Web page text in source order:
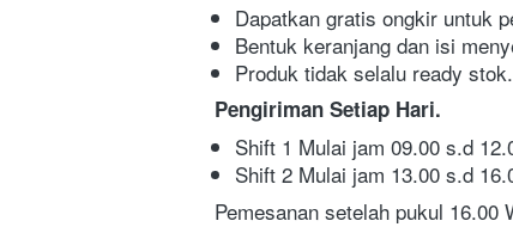
Dapatkan gratis ongkir untuk
Bentuk keranjang dan isi
Produk tidak selalu ready
Pengiriman Setiap Hari.
Shift 1 Mulai jam 09.00 s.d
Shift 2 Mulai jam 13.00 s.d
Pemesanan setelah pukul